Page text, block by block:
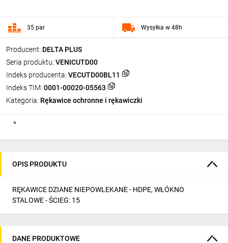
Producent: DELTA PLUS
Seria produktu: VENICUTD00
Indeks producenta: VECUTD00BL11
Indeks TIM: 0001-00020-05563
Kategoria: Rękawice ochronne i rękawiczki
35 par Wysyłka w 48h
OPIS PRODUKTU
RĘKAWICE DZIANE NIEPOWLEKANE - HDPE, WŁÓKNO
STALOWE - ŚCIEG: 15
DANE PRODUKTOWE